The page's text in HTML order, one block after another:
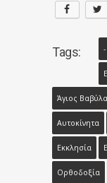
Tags:
Άγιος
Αυτοκίνητα
Εκκλησία
Ορθοδοξία